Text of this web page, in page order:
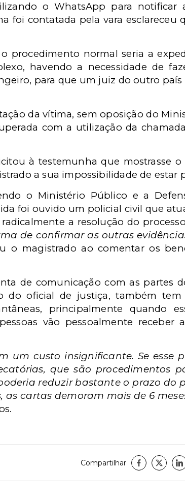
o WhatsApp para notificar
foi contatada pela vara esclareceu
procedimento normal seria a
havendo a necessidade de
para que um juiz do outro país
da vítima, sem oposição do
com a utilização da
à testemunha que mostrasse o
a sua impossibilidade de estar
o Ministério Público e a
foi ouvido um policial civil que
a resolução do
de confirmar as outras
o magistrado ao comentar os
de comunicação com as partes
do oficial de justiça, também tem
principalmente quando
vão pessoalmente receber
um custo insignificante. Se esse
que são procedimentos
reduzir bastante o prazo do
cartas demoram mais de 6
Compartilhar